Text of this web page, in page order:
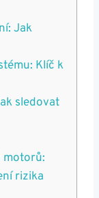
Jak
Klíč k
sledovat
motorů:
rizika